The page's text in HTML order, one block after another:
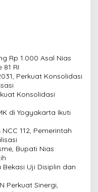
Rp 1.000 Asal Nias
RI
Perkuat Konsolidasi
Konsolidasi
di Yogyakarta Ikuti
112, Pemerintah
Bupati Nias
Uji Disiplin dan
Perkuat Sinergi,